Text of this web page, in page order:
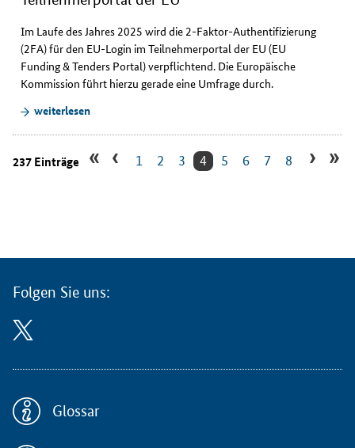
Im Laufe des Jahres 2025 wird die 2-Faktor-Authentifizierung
(2FA) für den EU-Login im Teilnehmerportal der EU (EU
Funding & Tenders Portal) verpflichtend. Die Europäische
Kommission führt hierzu gerade eine Umfrage durch.
weiterlesen
237 Einträge « ‹ 1 2 3 4 5 6 7 8 › »
Folgen Sie uns:
Glossar